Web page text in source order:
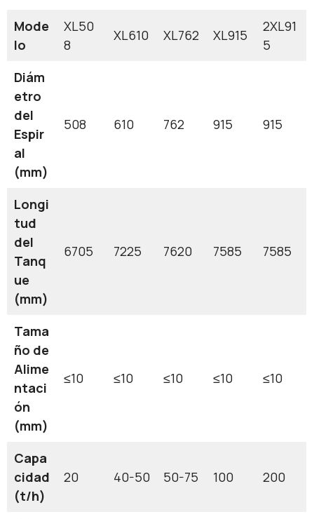
Mode
lo
XL50
8
XL610 XL762 XL915
2XL91
5
Diám
etro
del
Espir
al
(mm)
508 610 762 915 915
Longi
tud
del
Tanq
ue
(mm)
6705 7225 7620 7585 7585
Tama
ño de
Alime
ntaci
ón
(mm)
≤10 ≤10 ≤10 ≤10 ≤10
Capa
cidad
(t/h)
20 40-50 50-75 100 200